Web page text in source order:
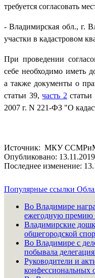
требуется согласовать
- Владимирская обл., г.
участки в кадастровом
При проведении
себе необходимо иметь
а также документы о
статьи 39,часть 2
2007 г. N 221-ФЗ "О
Источник: МКУ
Опубликовано:
Последнее изменение:
Популярные ссылки
Во Владимире
ежегодную премию
Владимирские
общегородской
Во Владимире с
побывала
Руководители и
конфессиональных